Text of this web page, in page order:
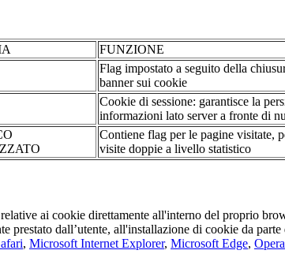
FUNZIONE
Flag impostato a seguito della
banner sui cookie
Cookie di sessione: garantisce la
informazioni lato server a fronte di
Contiene flag per le pagine visitate,
visite doppie a livello statistico
ai cookie direttamente all'interno del proprio
prestato dall’utente, all'installazione di cookie da
, Microsoft Internet Explorer, Microsoft Edge, Opera